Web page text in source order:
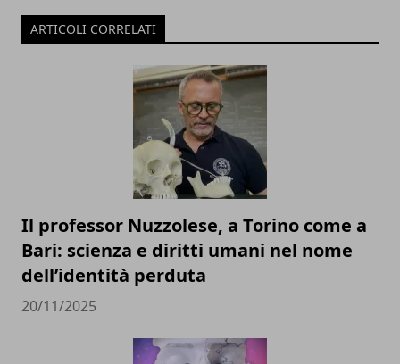
ARTICOLI CORRELATI
Il professor Nuzzolese, a Torino come a
Bari: scienza e diritti umani nel nome
dell’identità perduta
20/11/2025